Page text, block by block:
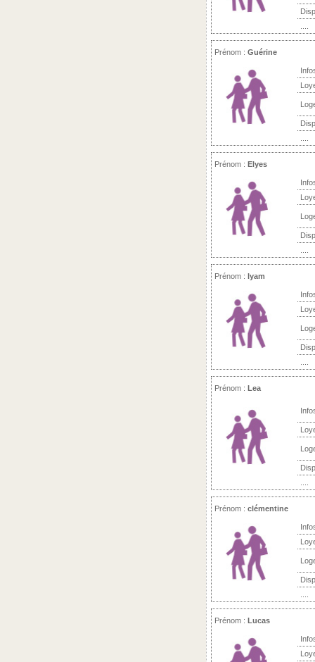
Prénom : Guérine
Prénom : Elyes
Prénom : lyam
Prénom : Lea
Prénom : clémentine
Prénom : Lucas